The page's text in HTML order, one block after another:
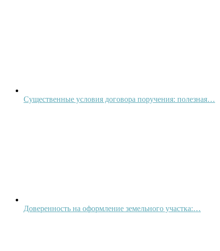
Существенные условия договора поручения: полезная…
Доверенность на оформление земельного участка:…